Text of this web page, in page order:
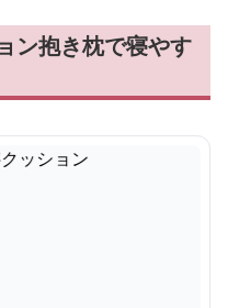
ン抱き枕で寝やす